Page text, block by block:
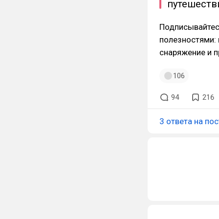
снаряжение и
106
94 216
3 ответа на